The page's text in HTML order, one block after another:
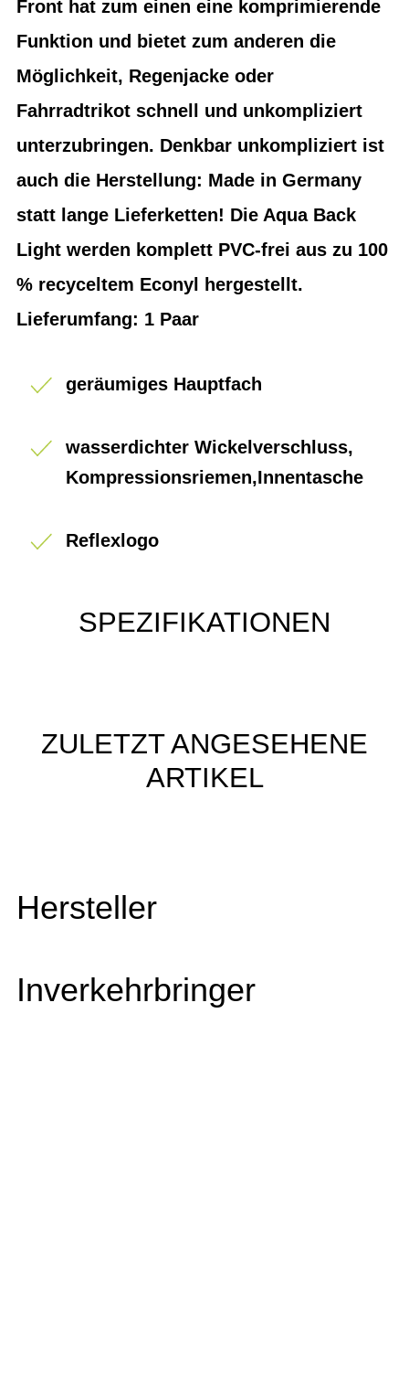
Front hat zum einen eine komprimierende
Funktion und bietet zum anderen die
Möglichkeit, Regenjacke oder
Fahrradtrikot schnell und unkompliziert
unterzubringen. Denkbar unkompliziert ist
auch die Herstellung: Made in Germany
statt lange Lieferketten! Die Aqua Back
Light werden komplett PVC-frei aus zu 100
% recyceltem Econyl hergestellt.
Lieferumfang: 1 Paar
geräumiges Hauptfach
wasserdichter Wickelverschluss,
Kompressionsriemen,Innentasche
Reflexlogo
SPEZIFIKATIONEN
ZULETZT ANGESEHENE
ARTIKEL
Hersteller
Inverkehrbringer